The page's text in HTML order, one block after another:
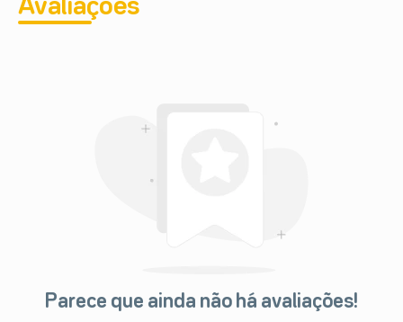
Avaliações
Parece que ainda não há avaliações!